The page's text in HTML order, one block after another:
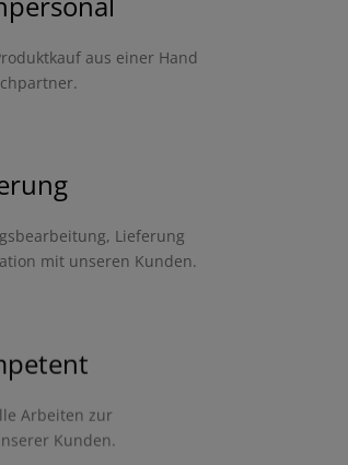
aus einer Hand
Lieferung
mit unseren Kunden.
Arbeiten zur
Kunden.